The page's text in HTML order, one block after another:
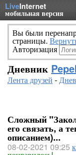
LiveInternet
мобильная версия
Вы были
страницы.
Авторизация
Дневник
Лента друзей -
Сложный
его связать, а
описанием)...
08-02-2021 09:25